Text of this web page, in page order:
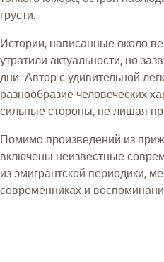
грусти.
Истории, написанные около
утратили актуальности, но
дни. Автор с удивительной
разнообразие человеческих
сильные стороны, не лишая
Помимо произведений из
включены неизвестные
из эмигрантской периодики,
современниках и